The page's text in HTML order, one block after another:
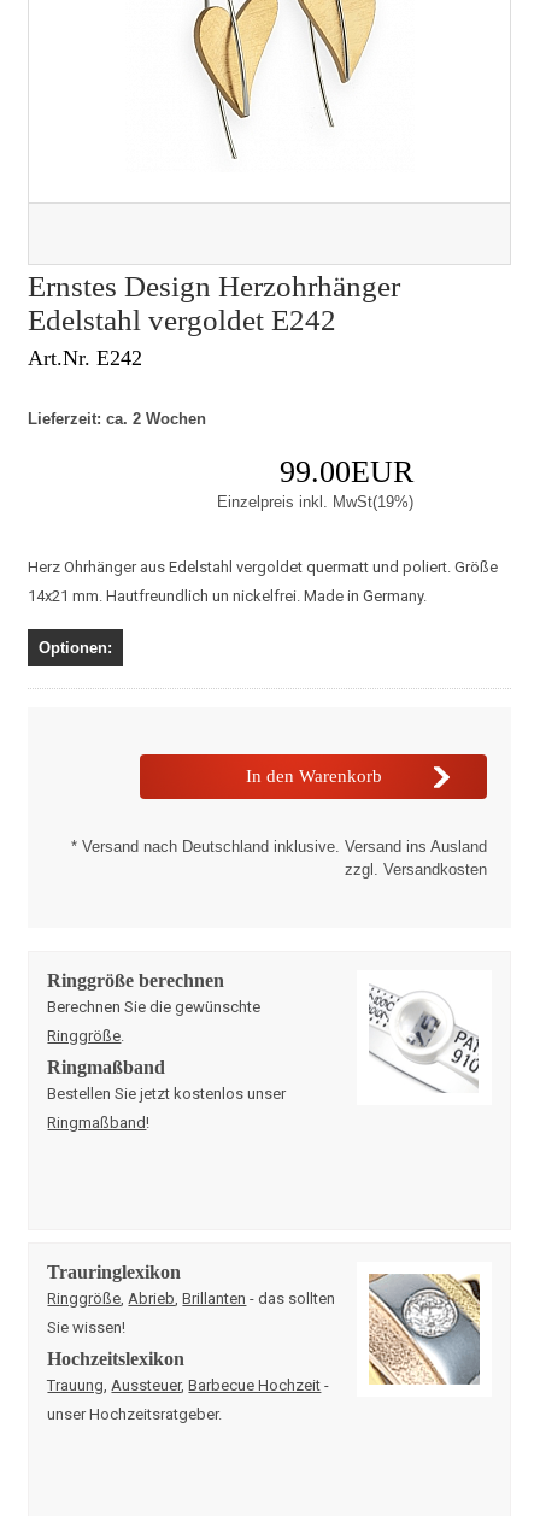
Ernstes Design Herzohrhänger
Edelstahl vergoldet E242
Art.Nr. E242
Lieferzeit: ca. 2 Wochen
99.00EUR
Einzelpreis inkl. MwSt(19%)
Herz Ohrhänger aus Edelstahl vergoldet quermatt und poliert. Größe
14x21 mm. Hautfreundlich un nickelfrei. Made in Germany.
Optionen:
* Versand nach Deutschland inklusive. Versand ins Ausland
zzgl. Versandkosten
Ringgröße berechnen
Berechnen Sie die gewünschte
Ringgröße
Ringmaßband
Bestellen Sie jetzt kostenlos unser
Ringmaßband!
Trauringlexikon
Ringgröße Abrieb ,Brillanten - das sollten
Sie wissen!
Hochzeitslexikon
Trauung Aussteuer,Barbecue Hochzeit -
unser Hochzeitsratgeber.